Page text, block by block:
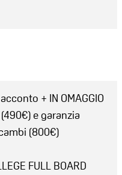
+ IN OMAGGIO
e garanzia
(800€)
FULL BOARD